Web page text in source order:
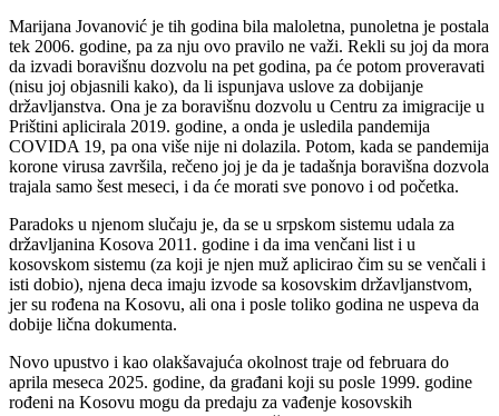
Marijana Jovanović je tih godina bila maloletna, punoletna je postala
tek 2006. godine, pa za nju ovo pravilo ne važi. Rekli su joj da mora
da izvadi boravišnu dozvolu na pet godina, pa će potom proveravati
(nisu joj objasnili kako), da li ispunjava uslove za dobijanje
državljanstva. Ona je za boravišnu dozvolu u Centru za imigracije u
Prištini aplicirala 2019. godine, a onda je usledila pandemija
COVIDA 19, pa ona više nije ni dolazila. Potom, kada se pandemija
korone virusa završila, rečeno joj je da je tadašnja boravišna dozvola
trajala samo šest meseci, i da će morati sve ponovo i od početka.
Paradoks u njenom slučaju je, da se u srpskom sistemu udala za
državljanina Kosova 2011. godine i da ima venčani list i u
kosovskom sistemu (za koji je njen muž aplicirao čim su se venčali i
isti dobio), njena deca imaju izvode sa kosovskim državljanstvom,
jer su rođena na Kosovu, ali ona i posle toliko godina ne uspeva da
dobije lična dokumenta.
Novo upustvo i kao olakšavajuća okolnost traje od februara do
aprila meseca 2025. godine, da građani koji su posle 1999. godine
rođeni na Kosovu mogu da predaju za vađenje kosovskih